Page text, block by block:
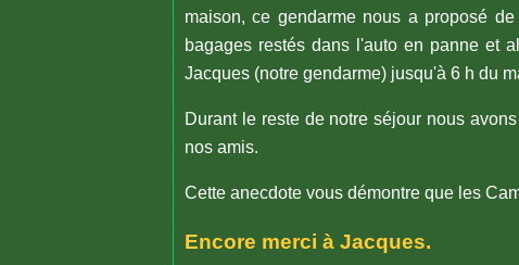
maison, ce gendarme nous a proposé
bagages restés dans l'auto en panne et
Jacques (notre gendarme) jusqu'à 6 h du
Durant le reste de notre séjour nous
nos amis.
Cette anecdote vous démontre que les
Encore merci à Jacques.